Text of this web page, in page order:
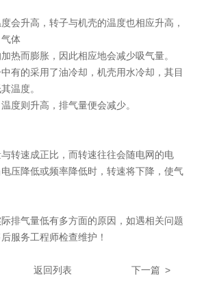
会升高，转子与机壳的温度也相应升高，
体
热而膨胀，因此相应地会减少吸气量。
有的采用了油冷却，机壳用水冷却，其目
温度。
度则升高，排气量便会减少。
转速成正比，而转速往往会随电网的电
压降低或频率降低时，转速将下降，使气
排气量低有多方面的原因，如遇相关问题
服务工程师检查维护！
返回列表 下一篇 >